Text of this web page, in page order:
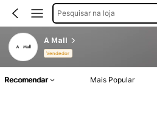
Pesquisar na loja
A Mall
Vendedor
Recomendar Mais Popular